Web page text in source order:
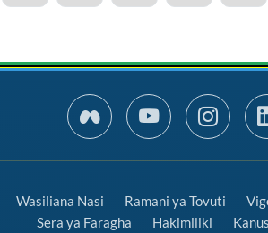
Wasiliana Nasi Ramani ya Tovuti
Sera ya Faragha
Hakimiliki